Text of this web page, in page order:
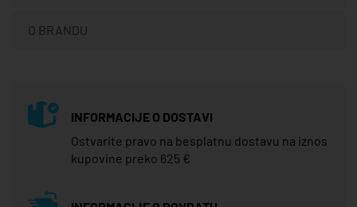
O BRANDU
INFORMACIJE O DOSTAVI
Ostvarite pravo na besplatnu dostavu na iznos
kupovine preko 625 €